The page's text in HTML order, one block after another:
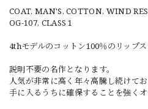
COAT, MAN'S, COTTON, WIND
OG-107, CLASS 1
4thモデルのコットン100％のリップス
説明不要の名作となります。
人気が非常に高く年々高騰し続けてお
手に入るうちに確保することを強く